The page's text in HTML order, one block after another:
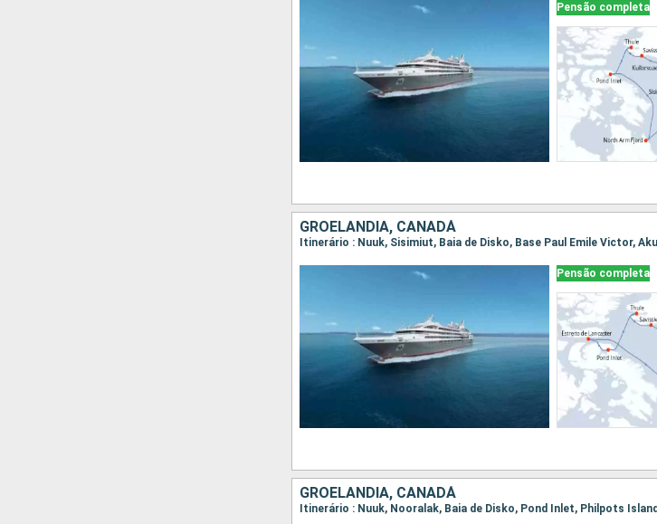
Pensão completa
GROELÂNDIA, CANADÁ
Pensão completa
GROELÂNDIA, CANADÁ